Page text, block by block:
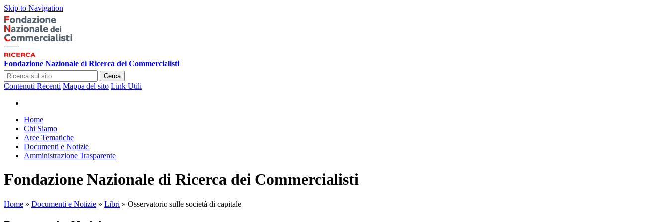
Skip to Navigation
Fondazione Nazionale di Ricerca dei Commercialisti
Cerca
Contenuti Recenti Mappa del sito Link Utili
Home
Chi Siamo
Aree Tematiche
Documenti e Notizie
Amministrazione Trasparente
Fondazione Nazionale di Ricerca dei Commercialisti
Home » Documenti e Notizie » Libri » Osservatorio sulle società di capitale